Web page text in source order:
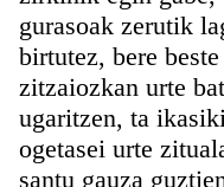
gurasoak zerutik
birtutez, bere
zitzaiozkan urte
ugaritzen, ta
ogetasei urte
santu gauza